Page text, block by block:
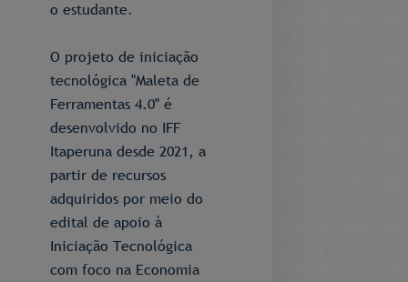
o estudante.
O projeto de iniciação
tecnológica "Maleta de
Ferramentas 4.0" é
desenvolvido no IFF
Itaperuna desde 2021, a
partir de recursos
adquiridos por meio do
edital de apoio à
Iniciação Tecnológica
com foco na Economia